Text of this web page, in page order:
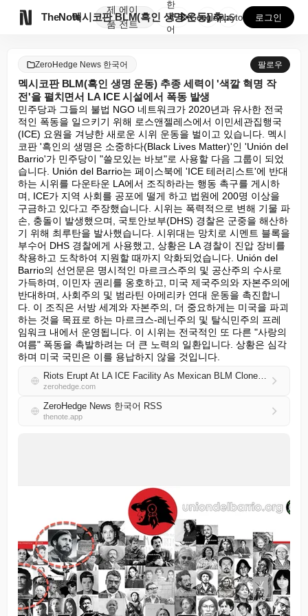
TheNote
제
품
에이
전트
멕시코판 BLM(흑인 생명 운동) 추종 세력이 '색깔 ...
한
국
어
GooglePlay
AppStore 로그인
ZeroHedge News 한국어 팔로우
멕시코판 BLM(흑인 생명 운동) 추종 세력이 '색깔 혁명 작
전'을 펼치면서 LA ICE 시설에서 폭동 발생
민주당과 그들의 불법 NGO 네트워크가 2020년과 유사한 전국
적인 폭동을 일으키기 위해 로스앤젤레스에서 이민세관집행국
(ICE) 요원을 겨냥한 새로운 시위 운동을 벌이고 있습니다. 멕시
코판 '흑인의 생명은 소중하다(Black Lives Matter)'인 'Unión del
Barrio'가 민주당이 "쓸모있는 바보"로 사용할 다음 그룹이 되었
습니다. Unión del Barrio는 페이스북에 'ICE 테러리스트'에 반대
하는 시위를 다운타운 LA에서 조직하라는 행동 촉구를 게시하
며, ICE가 지역 사회를 공포에 떨게 하고 법원에 200명 이상을
구금하고 있다고 주장했습니다. 시위는 폭력적으로 변해 기물 파
손, 충돌이 발생했으며, 국토안보부(DHS) 경찰은 군중을 해산하
기 위해 최루탄을 발사했습니다. 시위대는 망치로 시멘트 블록을
부수어 DHS 경찰에게 사용했고, 상황은 LA 경찰이 진압 장비를
착용하고 도착하여 지원할 때까지 악화되었습니다. Unión del
Barrio의 선언문은 명시적인 마르크스주의 및 공산주의 수사로
가득하며, 이민자 권리를 옹호하고, 미국 제국주의와 자본주의에
반대하며, 사회주의 및 범라틴 아메리카 연대 운동을 촉진합니
다. 이 조직은 서방 세계와 자본주의, 더 중요하게는 미국을 파괴
하는 것을 목표로 하는 마르크스-레닌주의 및 탈식민주의 프레
임워크 내에서 운영됩니다. 이 시위는 전국적인 또 다른 "사랑의
여름" 폭동을 촉발하려는 더 큰 노력의 일환입니다. 상황은 심각
하며 미국 국민은 이를 용납하지 않을 것입니다.
Riots Erupt At LA ICE Facility As Mexican BLM Clone Unleashes Color Revolution Operation
zerohedge.com
ZeroHedge News 한국어 RSS
thenote.app